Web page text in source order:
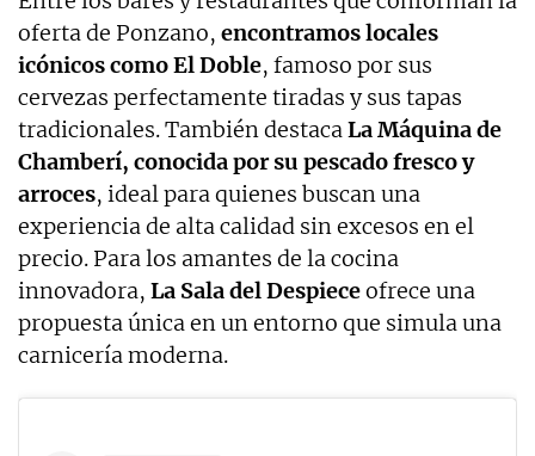
oferta de Ponzano, encontramos locales
icónicos como El Doble, famoso por sus
cervezas perfectamente tiradas y sus tapas
tradicionales. También destacaLa Máquina de
Chamberí, conocida por su pescado fresco y
arroces, ideal para quienes buscan una
experiencia de alta calidad sin excesos en el
precio. Para los amantes de la cocina
innovadora, La Sala del Despieceofrece una
propuesta única en un entorno que simula una
carnicería moderna.